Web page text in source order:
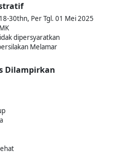
30thn, Per Tgl. 01 Mei 2025
dipersyaratkan
Melamar
Dilampirkan